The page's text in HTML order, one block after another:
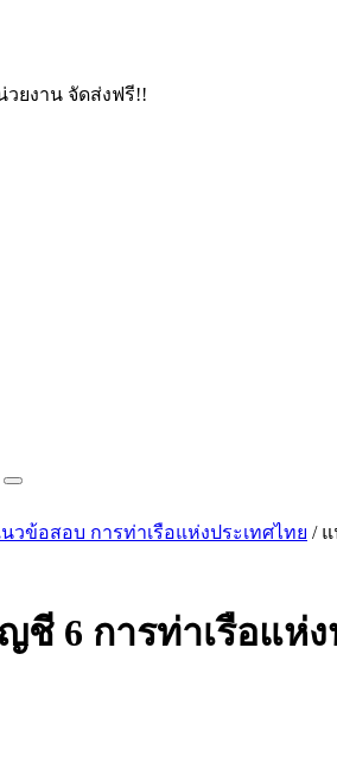
ยงาน จัดส่งฟรี!!
วข้อสอบ การท่าเรือแห่งประเทศไทย /
6 การท่าเรือแห่ง